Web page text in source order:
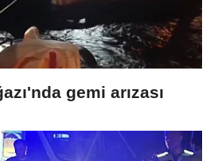
gemi arızası